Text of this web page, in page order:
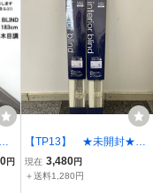
円
【TP13】 ★未開封★
TOSO インテリア ブ
ラインド アイボリー 6
現在 3,480円
＋送料1,280円